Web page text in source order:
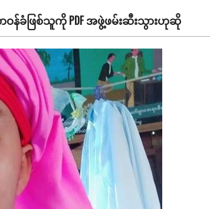
ဝန်ခံဖြစ်သူကို PDF အဖွဲ့ဖမ်းဆီးသွားဟုဆို